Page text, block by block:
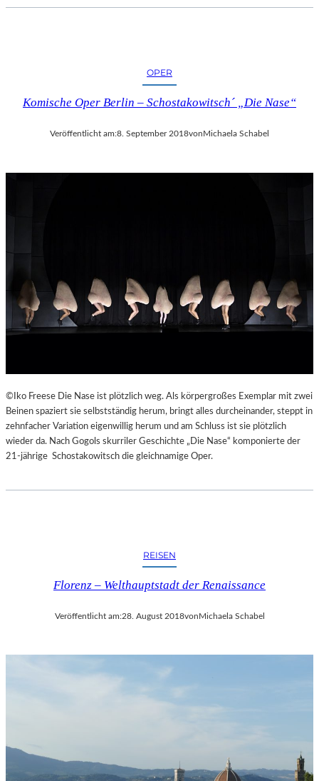
C
E
E
I
U
M
G
E
H
T
OPER
Komische Oper Berlin – Schostakowitsch´ „Die Nase“
Veröffentlicht am:8. September 2018von Michaela Schabel
©Iko Freese Die Nase ist plötzlich weg. Als körpergroßes Exemplar mit zwei
Beinen spaziert sie selbstständig herum, bringt alles durcheinander, steppt in
zehnfacher Variation eigenwillig herum und am Schluss ist sie plötzlich
wieder da. Nach Gogols skurriler Geschichte „Die Nase“ komponierte der
21-jährige Schostakowitsch die gleichnamige Oper.
REISEN
Florenz – Welthauptstadt der Renaissance
Veröffentlicht am:28. August 2018vonMichaela Schabel